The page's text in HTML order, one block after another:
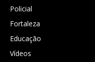
Policial
Fortaleza
Educação
Vídeos